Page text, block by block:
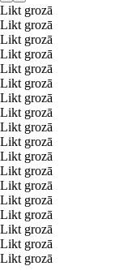
Likt grozā
Likt grozā
Likt grozā
Likt grozā
Likt grozā
Likt grozā
Likt grozā
Likt grozā
Likt grozā
Likt grozā
Likt grozā
Likt grozā
Likt grozā
Likt grozā
Likt grozā
Likt grozā
Likt grozā
Likt grozā